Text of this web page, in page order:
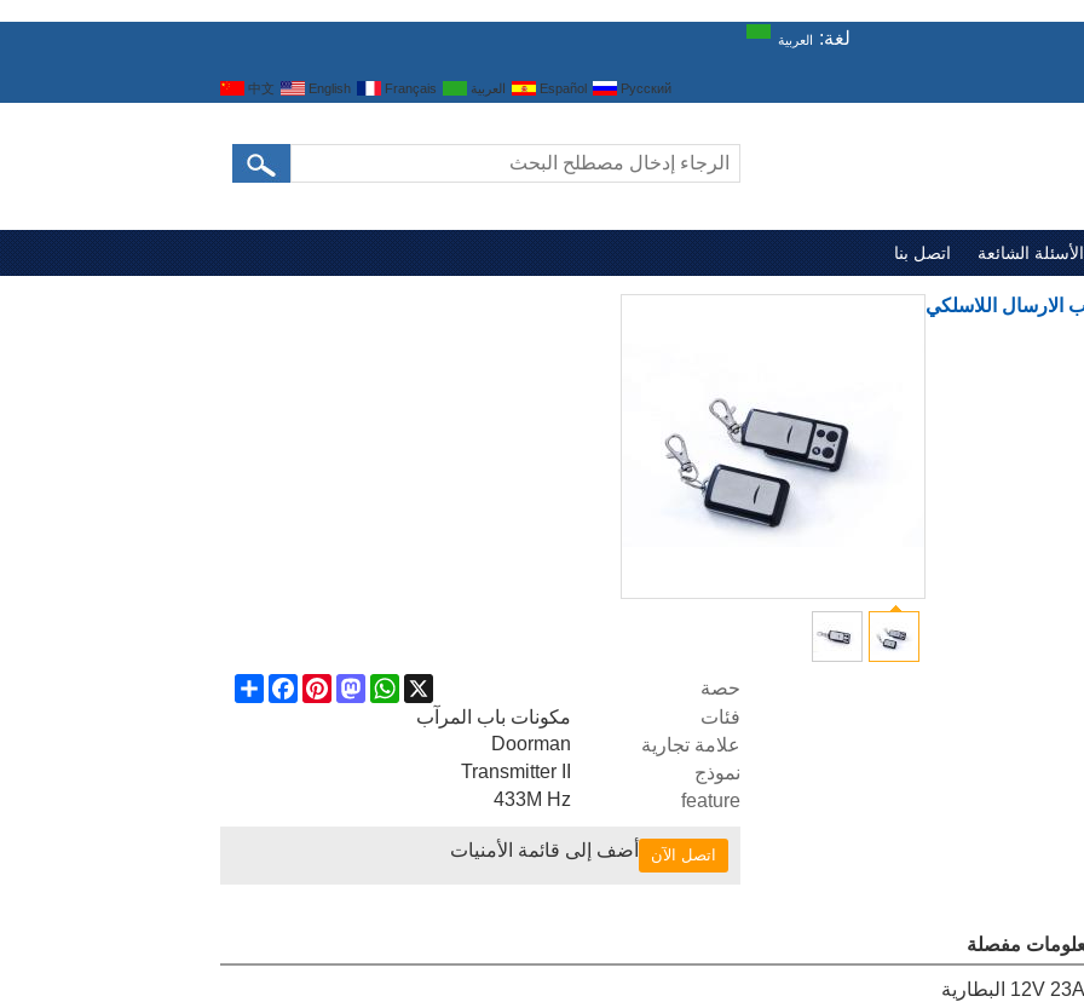
لغة: العربية
中文 English Français العربية Español Русский
الأسئلة الشائعة اتصل بنا
الارسال اللاسلكي
حصة Share
Facebook
Pinterest
Mastodon
WhatsApp
X
فئات
مكونات باب المرآب
علامة تجارية
Doorman
نموذج
Transmitter II
feature
433M Hz
اتصل الآن أضف إلى قائمة الأمنيات
مفصلة
12V 23A
البطارية